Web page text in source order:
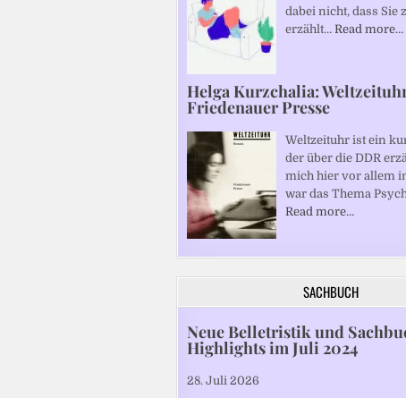
dabei nicht, dass Sie
erzählt… Read more…
Helga Kurzchalia:
Friedenauer Presse
Weltzeituhr ist ein
der über die DDR
mich hier vor allem
war das Thema
Read more…
SACHBUCH
Neue Belletristik und
Highlights im Juli 2024
28. Juli 2026